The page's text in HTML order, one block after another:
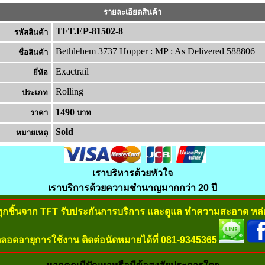
รายละเอียดสินค้า
รหัสสินค้า TFT.EP-81502-8
ชื่อสินค้า Bethlehem 3737 Hopper : MP : As Delivered 588806
ยี่ห้อ Exactrail
ประเภท Rolling
ราคา 1490 บาท
หมายเหต Sold
เราบริหารด้วยหัวใจ
เราบริการด้วยความชำนาญมากกว่า 20 ปี
ชิ้นจาก TFT รับประกันการบริการ และดูแล ทำความสะอาด ห
อดอายุการใช้งาน ติดต่อนัดหมายได้ที่ 081-9345365